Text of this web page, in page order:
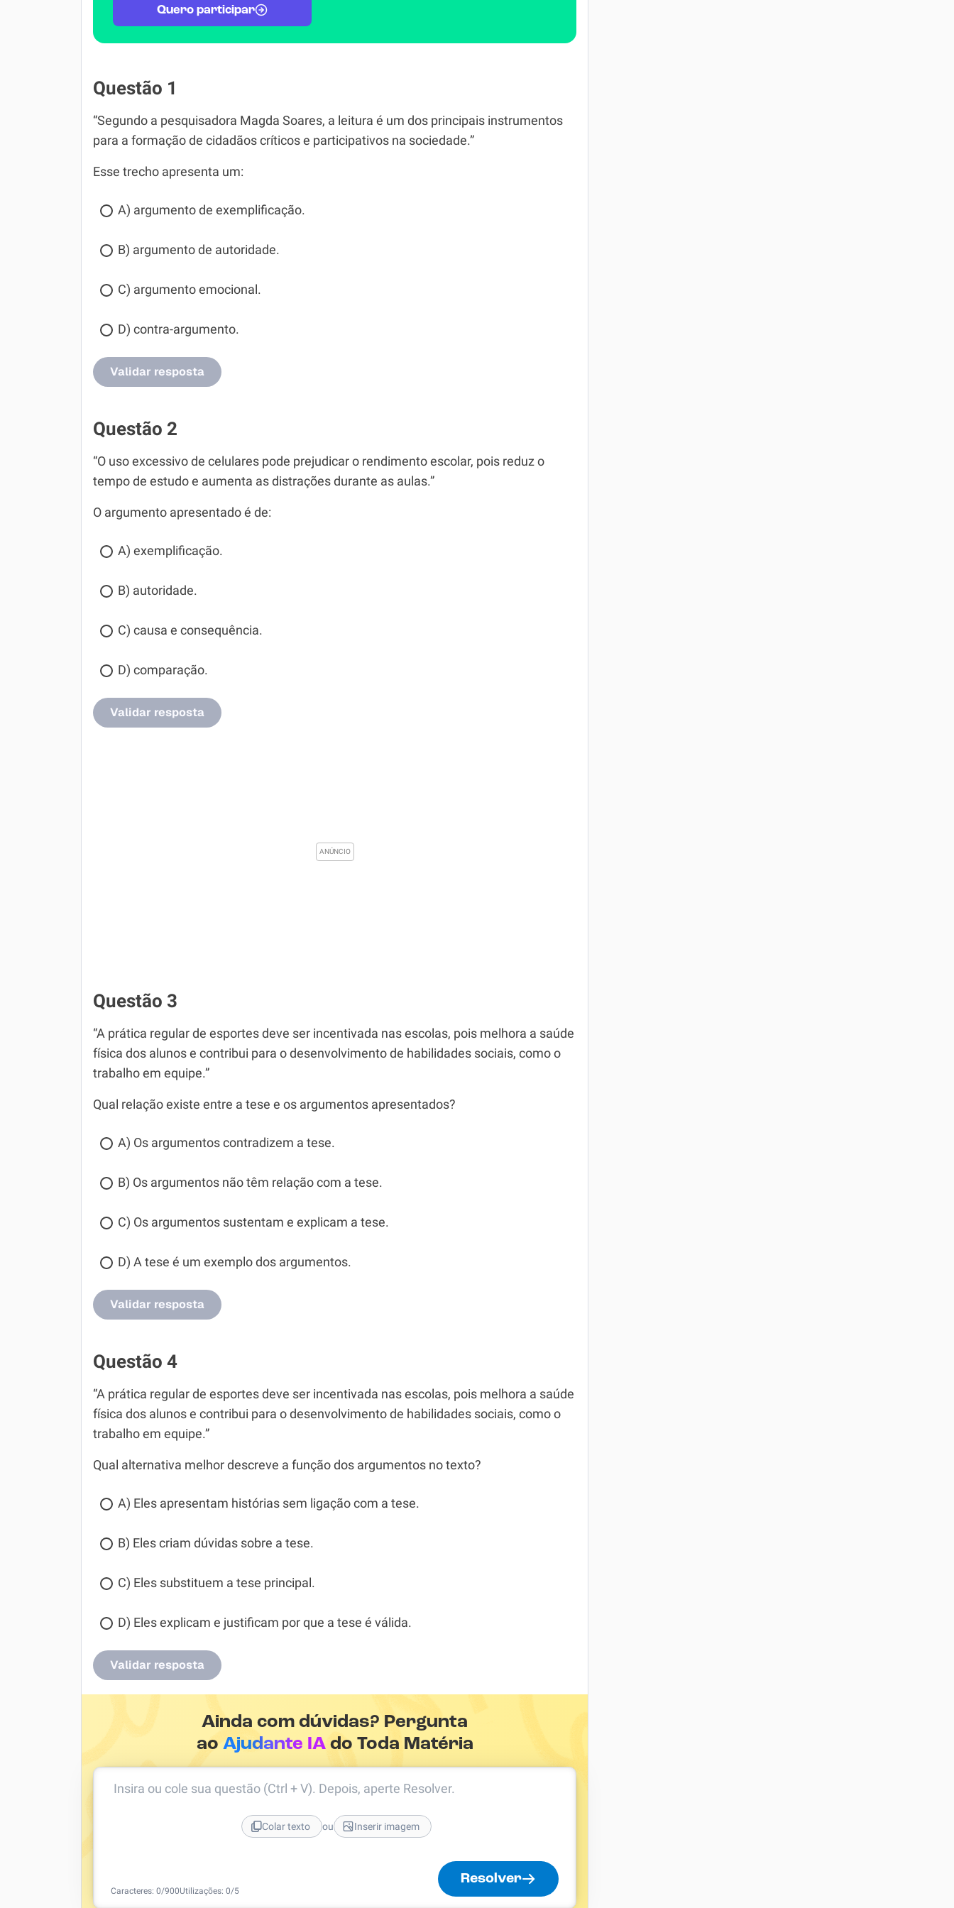
Quero participar
Questão 1
“Segundo a pesquisadora Magda Soares, a leitura é um dos principais instrumentos
para a formação de cidadãos críticos e participativos na sociedade.”
Esse trecho apresenta um:
A) argumento de exemplificação.
B) argumento de autoridade.
C) argumento emocional.
D) contra-argumento.
Validar resposta
Questão 2
“O uso excessivo de celulares pode prejudicar o rendimento escolar, pois reduz o
tempo de estudo e aumenta as distrações durante as aulas.”
O argumento apresentado é de:
A) exemplificação.
B) autoridade.
C) causa e consequência.
D) comparação.
Validar resposta
Questão 3
“A prática regular de esportes deve ser incentivada nas escolas, pois melhora a saúde
física dos alunos e contribui para o desenvolvimento de habilidades sociais, como o
trabalho em equipe.”
Qual relação existe entre a tese e os argumentos apresentados?
A) Os argumentos contradizem a tese.
B) Os argumentos não têm relação com a tese.
C) Os argumentos sustentam e explicam a tese.
D) A tese é um exemplo dos argumentos.
Validar resposta
Questão 4
“A prática regular de esportes deve ser incentivada nas escolas, pois melhora a saúde
física dos alunos e contribui para o desenvolvimento de habilidades sociais, como o
trabalho em equipe.”
Qual alternativa melhor descreve a função dos argumentos no texto?
A) Eles apresentam histórias sem ligação com a tese.
B) Eles criam dúvidas sobre a tese.
C) Eles substituem a tese principal.
D) Eles explicam e justificam por que a tese é válida.
Validar resposta
Ainda com dúvidas? Pergunta
aoAjudante IAdo Toda Matéria
Caracteres: 0/900Utilizações: 0/5
Resolver
Insira ou cole sua questão (Ctrl + V). Depois, aperte Resolver.
Colar texto ou Inserir imagem